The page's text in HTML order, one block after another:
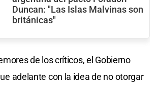
Duncan: "Las Islas Malvinas son
británicas"
de los críticos, el Gobierno
adelante con la idea de no otorgar